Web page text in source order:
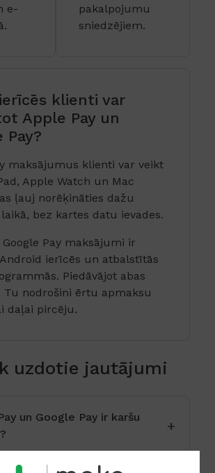
e-
pakalpojumu
sniedzējiem.
klienti var
Apple Pay un
Pay?
maksājumus klienti var veikt
Apple Watch un Mac
ļauj norēķināties dažu
bez kartes datu ievades.
Pay maksājumi ir
ierīcēs un atbalstītās
Piedāvājot abas
Tu nodrošini ērtu apmaksu
daļai pircēju.
uzdotie jautājumi
un Google Pay ir karšu